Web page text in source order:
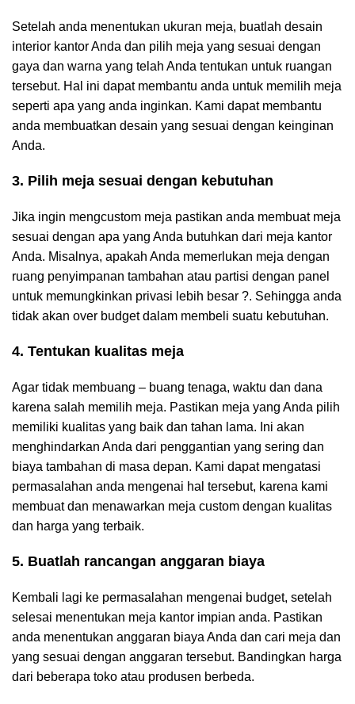
Setelah anda menentukan ukuran meja, buatlah desain
interior kantor Anda dan pilih meja yang sesuai dengan
gaya dan warna yang telah Anda tentukan untuk ruangan
tersebut. Hal ini dapat membantu anda untuk memilih meja
seperti apa yang anda inginkan. Kami dapat membantu
anda membuatkan desain yang sesuai dengan keinginan
Anda.
3. Pilih meja sesuai dengan kebutuhan
Jika ingin mengcustom meja pastikan anda membuat meja
sesuai dengan apa yang Anda butuhkan dari meja kantor
Anda. Misalnya, apakah Anda memerlukan meja dengan
ruang penyimpanan tambahan atau partisi dengan panel
untuk memungkinkan privasi lebih besar ?. Sehingga anda
tidak akan over budget dalam membeli suatu kebutuhan.
4. Tentukan kualitas meja
Agar tidak membuang – buang tenaga, waktu dan dana
karena salah memilih meja. Pastikan meja yang Anda pilih
memiliki kualitas yang baik dan tahan lama. Ini akan
menghindarkan Anda dari penggantian yang sering dan
biaya tambahan di masa depan. Kami dapat mengatasi
permasalahan anda mengenai hal tersebut, karena kami
membuat dan menawarkan meja custom dengan kualitas
dan harga yang terbaik.
5. Buatlah rancangan anggaran biaya
Kembali lagi ke permasalahan mengenai budget, setelah
selesai menentukan meja kantor impian anda. Pastikan
anda menentukan anggaran biaya Anda dan cari meja dan
yang sesuai dengan anggaran tersebut. Bandingkan harga
dari beberapa toko atau produsen berbeda.